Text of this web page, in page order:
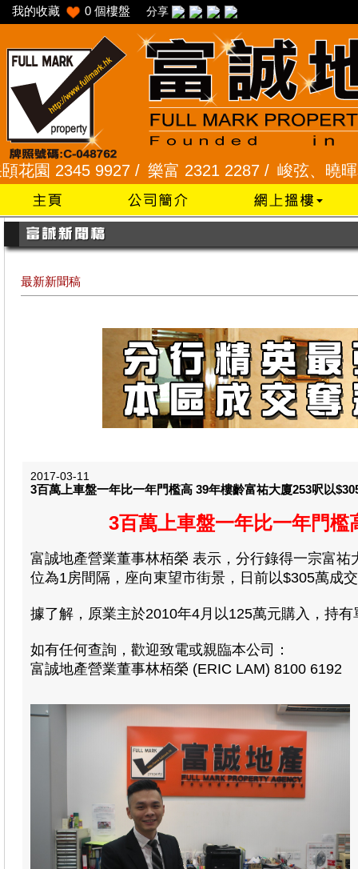
我的收藏 0 個樓盤 分享
9927 / 樂富 2321 2287 / 峻弦、曉暉花園
最新新聞稿
2017-03-11
3百萬上車盤一年比一年門檻高 39年樓齡富祐大廈253呎以
3百萬上車盤一年比一年門檻
富誠地產營業董事林栢榮 表示，分行錄得一宗富
位為1房間隔，座向東望市街景，日前以$305萬成
據了解，原業主於2010年4月以125萬元購入，持
如有任何查詢，歡迎致電或親臨本公司：
富誠地產營業董事林栢榮 (ERIC LAM) 8100 6192